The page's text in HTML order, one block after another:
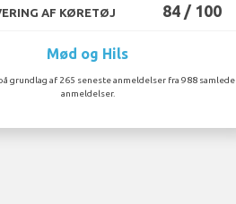
AF KØRETØJ 84 / 100
Mød og Hils
grundlag af 265 seneste anmeldelser fra 988 samlede
anmeldelser.